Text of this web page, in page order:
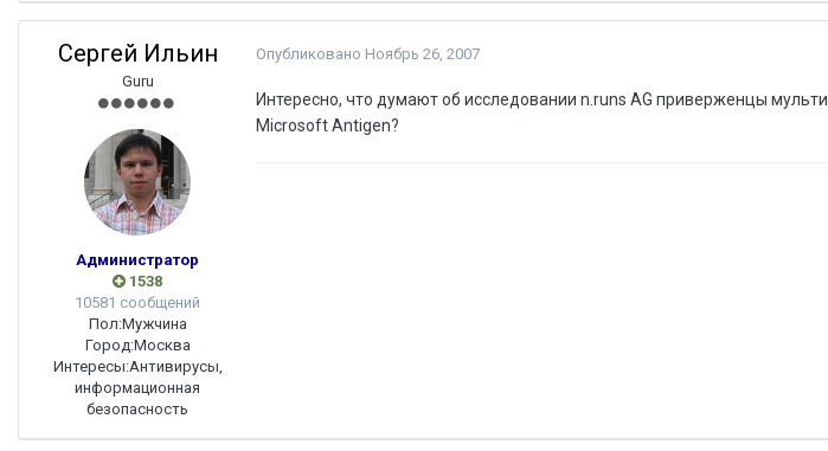
Сергей Ильин
Guru
Администратор
1538
10581 сообщений
Пол:Мужчина
Город:Москва
Интересы:Антивирусы,
информационная
безопасность
Опубликовано Ноябрь 26, 2007
Интересно, что думают об исследовании n.runs AG приверженцы
Microsoft Antigen?